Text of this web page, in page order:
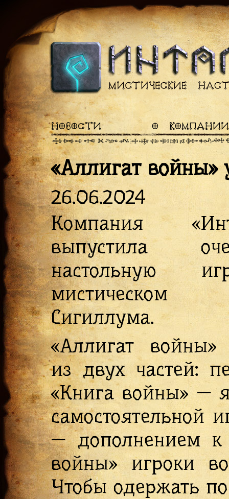
НОВОСТИ О КОМПАНИИ
«Аллигат
26.06.2024
Компания
выпустила
настольную
Сигиллума.
«Аллигат войны»
из двух частей:
«Книга войны» —
самостоятельной
— дополнением к
войны» игроки
Чтобы одержать